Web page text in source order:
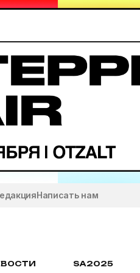
Написать нам
SA2025